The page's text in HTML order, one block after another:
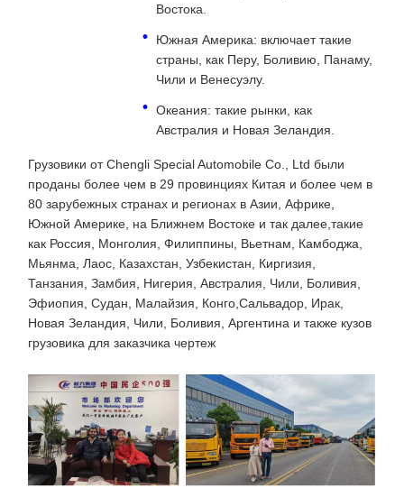
Востока.
Южная Америка: включает такие
страны, как Перу, Боливию, Панаму,
Чили и Венесуэлу.
Океания: такие рынки, как
Австралия и Новая Зеландия.
Грузовики от Chengli Special Automobile Co., Ltd были
проданы более чем в 29 провинциях Китая и более чем в
80 зарубежных странах и регионах в Азии, Африке,
Южной Америке, на Ближнем Востоке и так далее,такие
как Россия, Монголия, Филиппины, Вьетнам, Камбоджа,
Мьянма, Лаос, Казахстан, Узбекистан, Киргизия,
Танзания, Замбия, Нигерия, Австралия, Чили, Боливия,
Эфиопия, Судан, Малайзия, Конго,Сальвадор, Ирак,
Новая Зеландия, Чили, Боливия, Аргентина и также кузов
грузовика для заказчика чертеж